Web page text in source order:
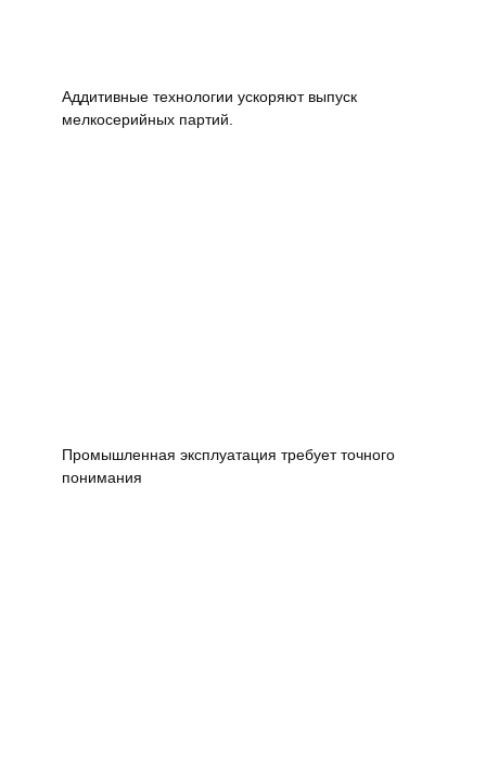
Аддитивные технологии ускоряют выпуск
мелкосерийных партий.
Промышленная эксплуатация требует точного
понимания